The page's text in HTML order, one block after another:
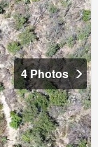
4 Photos